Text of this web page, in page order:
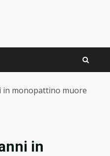
in monopattino muore
in